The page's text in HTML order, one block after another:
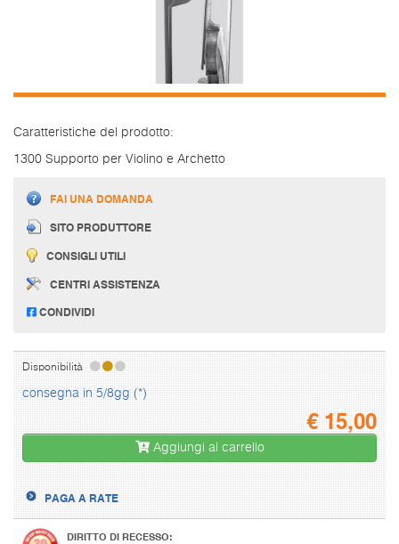
Caratteristiche del prodotto:
1300 Supporto per Violino e Archetto
FAI UNA DOMANDA
SITO PRODUTTORE
CONSIGLI UTILI
CENTRI ASSISTENZA
CONDIVIDI
Disponibilità
consegna in 5/8gg (*)
€15,00
Aggiungi al carrello
PAGA A RATE
DIRITTO DI RECESSO: